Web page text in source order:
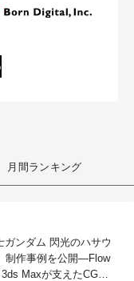
月間ランキング
ンダム 閃光のハサウ
制作事例を公開―Flow
Maxが支えたCG制